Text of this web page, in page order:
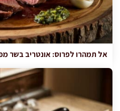
אל תמהרו לפרוס: אונטריב בשר